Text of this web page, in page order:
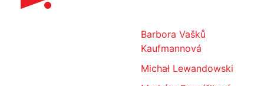
Barbora Vašků
Kaufmannová
Michał Lewandowski